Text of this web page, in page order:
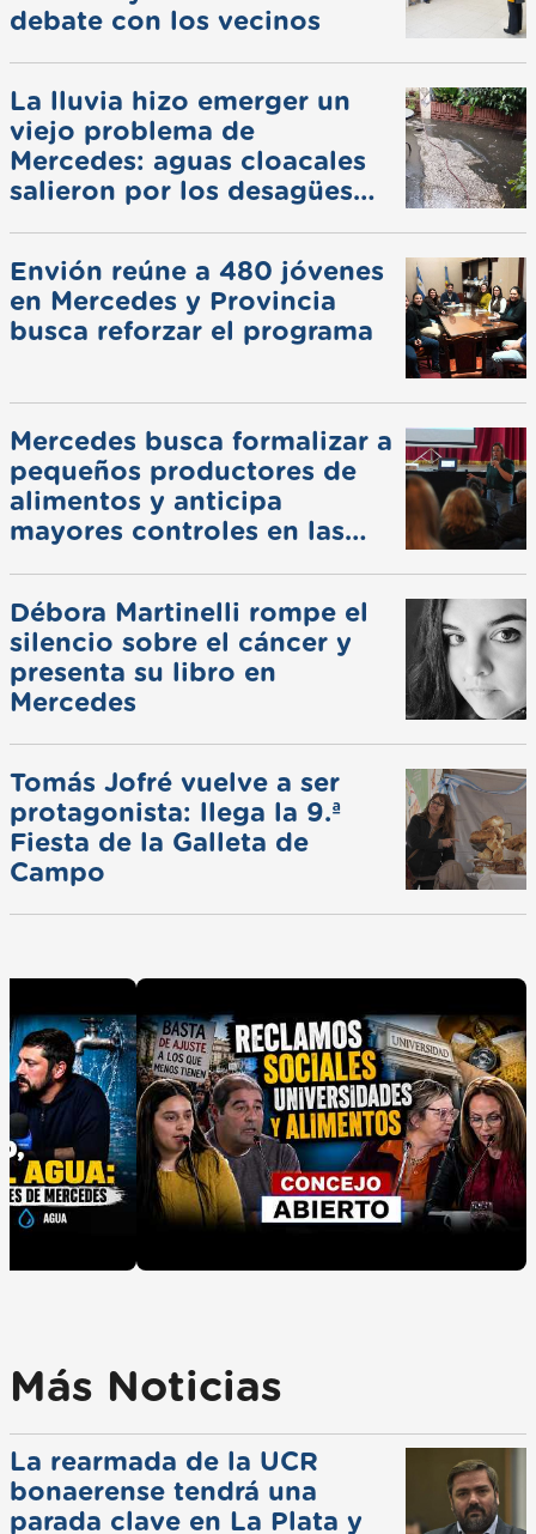
debate con los vecinos
La lluvia hizo emerger un
viejo problema de
Mercedes: aguas cloacales
salieron por los desagües
Envión reúne a 480 jóvenes
en Mercedes y Provincia
busca reforzar el programa
Mercedes busca formalizar a
pequeños productores de
alimentos y anticipa
mayores controles en las
Débora Martinelli rompe el
silencio sobre el cáncer y
presenta su libro en
Mercedes
Tomás Jofré vuelve a ser
protagonista: llega la 9.ª
Fiesta de la Galleta de
Campo
Más Noticias
La rearmada de la UCR
bonaerense tendrá una
parada clave en La Plata y